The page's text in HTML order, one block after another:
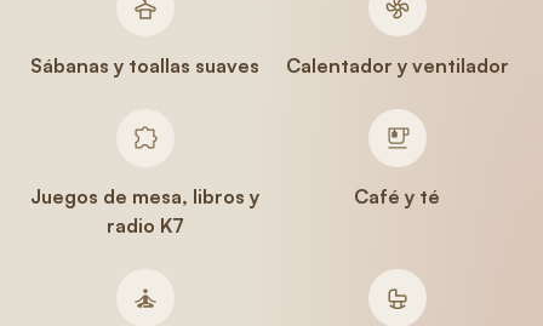
Sábanas y toallas suaves Calentador y ventilador
Juegos de mesa, libros y
radio K7
Café y té